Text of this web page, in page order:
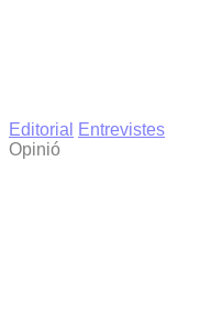
Editorial
Entrevistes
Opinió